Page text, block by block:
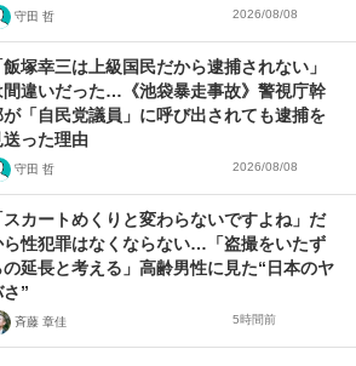
守田 哲 2026/08/08
飯塚幸三は上級国民だから逮捕されない」
間違いだった…《池袋暴走事故》警視庁幹
が「自民党議員」に呼び出されても逮捕を
送った理由
守田 哲 2026/08/08
スカートめくりと変わらないですよね」だ
ら性犯罪はなくならない…「盗撮をいたず
の延長と考える」高齢男性に見た“日本のヤ
”
斉藤 章佳 5時間前